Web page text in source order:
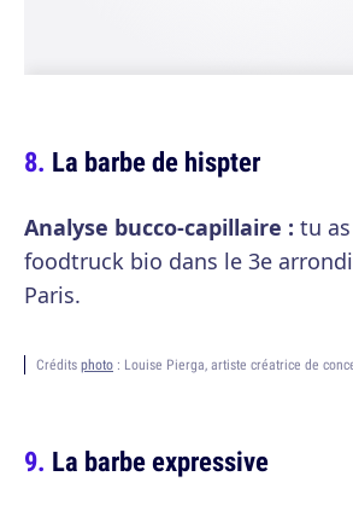
La barbe de hispter
Analyse bucco-capillaire : tu
foodtruck bio dans le 3e
Paris.
Crédits photo : Louise Pierga, artiste créatrice de
La barbe expressive